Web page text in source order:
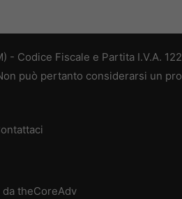
- Codice Fiscale e Partita I.V.A.
può pertanto considerarsi un
theCoreAdv